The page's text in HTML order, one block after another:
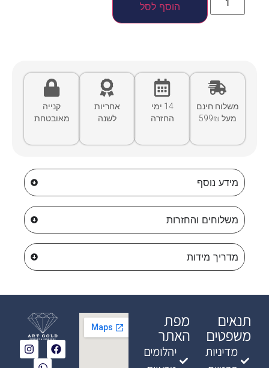
הוסף לסל
קנייה
מאובטחת
אחריות
לשנה
14 ימי
החזרה
משלוח חינם
מעל 599₪
מידע נוסף
משלוחים והחזרות
מדריך מידות
מפת
האתר
יהלומים
תנאים
משפטים
מדיניות